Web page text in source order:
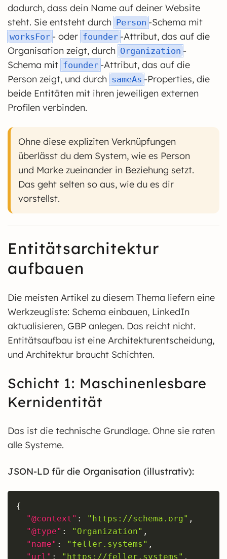
dadurch, dass dein Name auf deiner Website
steht. Sie entsteht durch Person -Schema mit
worksFor - oder founder -Attribut, das auf die
Organisation zeigt, durch Organization -
Schema mit founder -Attribut, das auf die
Person zeigt, und durch sameAs -Properties, die
beide Entitäten mit ihren jeweiligen externen
Profilen verbinden.
Ohne diese expliziten Verknüpfungen
überlässt du dem System, wie es Person
und Marke zueinander in Beziehung setzt.
Das geht selten so aus, wie du es dir
vorstellst.
Entitätsarchitektur
aufbauen
Die meisten Artikel zu diesem Thema liefern eine
Werkzeugliste: Schema einbauen, LinkedIn
aktualisieren, GBP anlegen. Das reicht nicht.
Entitätsaufbau ist eine Architekturentscheidung,
und Architektur braucht Schichten.
Schicht 1: Maschinenlesbare
Kernidentität
Das ist die technische Grundlage. Ohne sie raten
alle Systeme.
JSON-LD für die Organisation (illustrativ):
{
"@context" : " https://schema.org" ,
"@type" : "Organization" ,
"name" : "feller.systems" ,
"url" : " https://feller.systems " ,